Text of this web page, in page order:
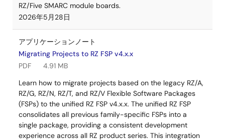
RZ/Five SMARC module boards.
2026年5月28日
アプリケーションノート
Migrating Projects to RZ FSP v4.x.x
PDF
4.91 MB
Learn how to migrate projects based on the legacy RZ/A,
RZ/G, RZ/N, RZ/T, and RZ/V Flexible Software Packages
(FSPs) to the unified RZ FSP v4.x.x. The unified RZ FSP
consolidates all previous family-specific FSPs into a
single package, providing a consistent development
experience across all RZ product series. This integration